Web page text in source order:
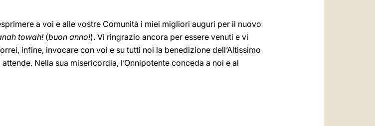
a voi e alle vostre Comunità i miei migliori auguri per il nuovo
towah!(buon anno!). Vi ringrazio ancora per essere venuti e vi
infine, invocare con voi e su tutti noi la benedizione dell’Altissimo
Nella sua misericordia, l’Onnipotente conceda a noi e al